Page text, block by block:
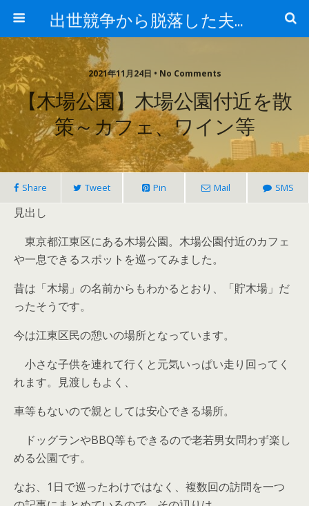
出世競争から脱落した夫と妻の日常
2021年11月24日 • No Comments
【木場公園】木場公園付近を散
策～カフェ、ワイン等
Share Tweet Pin Mail SMS
見出し
東京都江東区にある木場公園。木場公園付近のカフェ
や一息できるスポットを巡ってみました。
昔は「木場」の名前からもわかるとおり、「貯木場」だ
ったそうです。
今は江東区民の憩いの場所となっています。
小さな子供を連れて行くと元気いっぱい走り回ってく
れます。見渡しもよく、
車等もないので親としては安心できる場所。
ドッグランやBBQ等もできるので老若男女問わず楽し
める公園です。
なお、1日で巡ったわけではなく、複数回の訪問を一つ